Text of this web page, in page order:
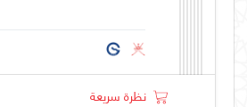
نظرة سريعة